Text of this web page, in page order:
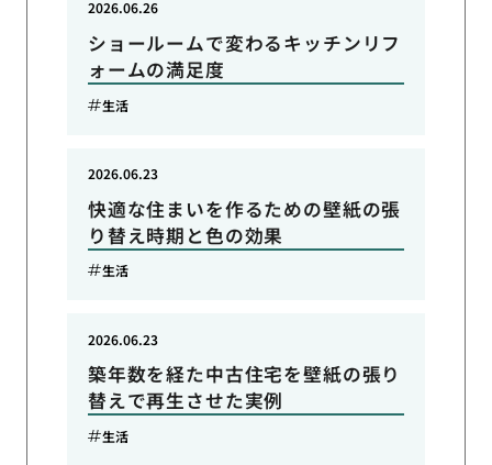
ショールームで変わるキッチンリフ
ォームの満足度
2026.06.26
生活
快適な住まいを作るための壁紙の張
り替え時期と色の効果
2026.06.23
生活
築年数を経た中古住宅を壁紙の張り
替えで再生させた実例
2026.06.23
生活